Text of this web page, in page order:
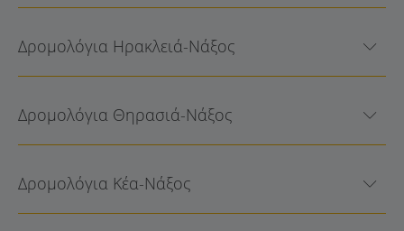
Δρομολόγια Ηρακλειά-Νάξος
Δρομολόγια Θηρασιά-Νάξος
Δρομολόγια Κέα-Νάξος